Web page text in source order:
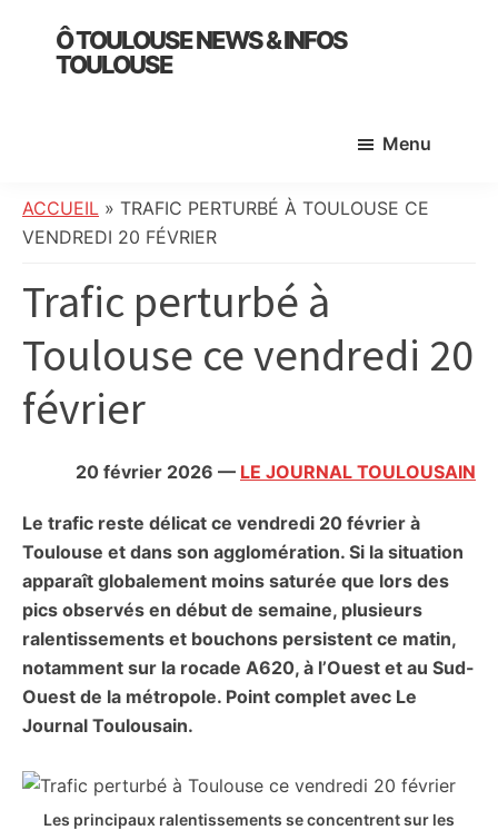
primary
Ô TOULOUSE NEWS & INFOS
TOULOUSE
:
info
société,
culture,
politique,
faits
citoyennes
Menu
ACCUEIL » TRAFIC PERTURBÉ À TOULOUSE CE
VENDREDI 20 FÉVRIER
Trafic perturbé à
Toulouse ce vendredi 20
février
20 février 2026 — LE JOURNAL TOULOUSAIN
Le trafic reste délicat ce vendredi 20 février à
Toulouse et dans son agglomération. Si la situation
apparaît globalement moins saturée que lors des
pics observés en début de semaine, plusieurs
ralentissements et bouchons persistent ce matin,
notamment sur la rocade A620, à l’Ouest et au Sud-
Ouest de la métropole. Point complet avec Le
Journal Toulousain.
Les principaux ralentissements se concentrent sur les